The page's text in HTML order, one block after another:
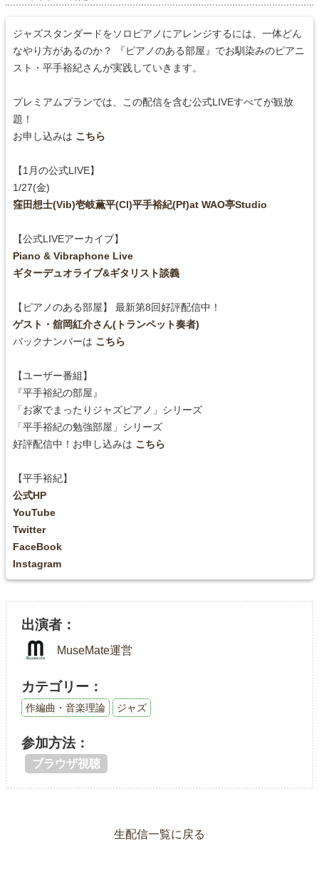
ジャズスタンダードをソロピアノにアレンジするには、一体どん
なやり方があるのか？ 『ピアノのある部屋』でお馴染みのピアニ
スト・平手裕紀さんが実践していきます。
プレミアムプランでは、この配信を含む公式LIVEすべてが観放
題！
お申し込みは こちら
【1月の公式LIVE】
1/27(金)
窪田想士(Vib)壱岐薫平(Cl)平手裕紀(Pf)at WAO亭Studio
【公式LIVEアーカイブ】
Piano & Vibraphone Live
ギターデュオライブ&ギタリスト談義
【ピアノのある部屋】 最新第8回好評配信中！
ゲスト・舘岡紅介さん(トランペット奏者)
バックナンバーは こちら
【ユーザー番組】
『平手裕紀の部屋』
「お家でまったりジャズピアノ」シリーズ
「平手裕紀の勉強部屋」シリーズ
好評配信中！お申し込みは こちら
【平手裕紀】
公式HP
YouTube
Twitter
FaceBook
Instagram
出演者
MuseMate運営
カテゴリー
作編曲・音楽理論 ジャズ
参加方法
ブラウザ視聴
生配信一覧に戻る